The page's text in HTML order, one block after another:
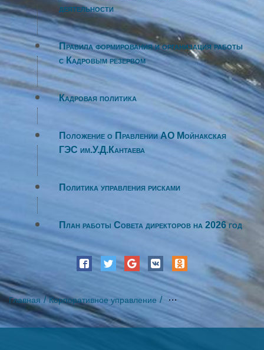
деятельности
Правила формирования и организация работы
с Кадровым резервом
Кадровая политика
Положение о Правлении АО Мойнакская
ГЭС им.У.Д.Кантаева
Политика управления рисками
План работы Совета директоров на 2026 год
Главная Корпоративное управление Корпоративные